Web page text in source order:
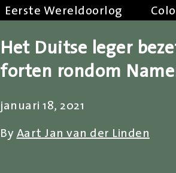
Eerste Wereldoorlog
Het Duitse leger
forten rondom
januari 18, 2021
ByAart Jan van der Linden